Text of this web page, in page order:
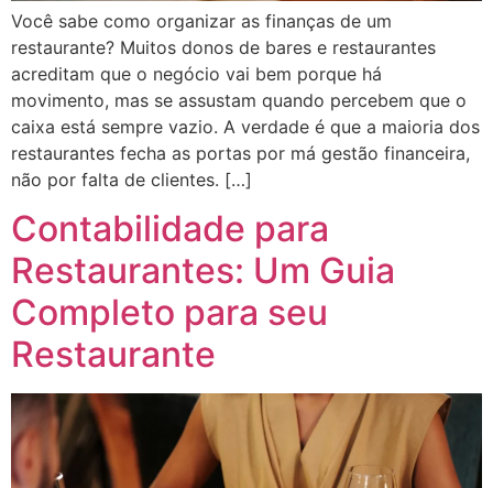
Você sabe como organizar as finanças de um
restaurante? Muitos donos de bares e restaurantes
acreditam que o negócio vai bem porque há
movimento, mas se assustam quando percebem que o
caixa está sempre vazio. A verdade é que a maioria dos
restaurantes fecha as portas por má gestão financeira,
não por falta de clientes. […]
Contabilidade para
Restaurantes: Um Guia
Completo para seu
Restaurante